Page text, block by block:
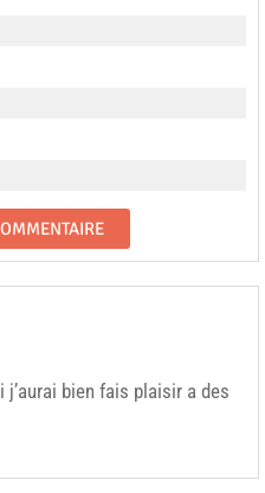
j’aurai bien fais plaisir a des